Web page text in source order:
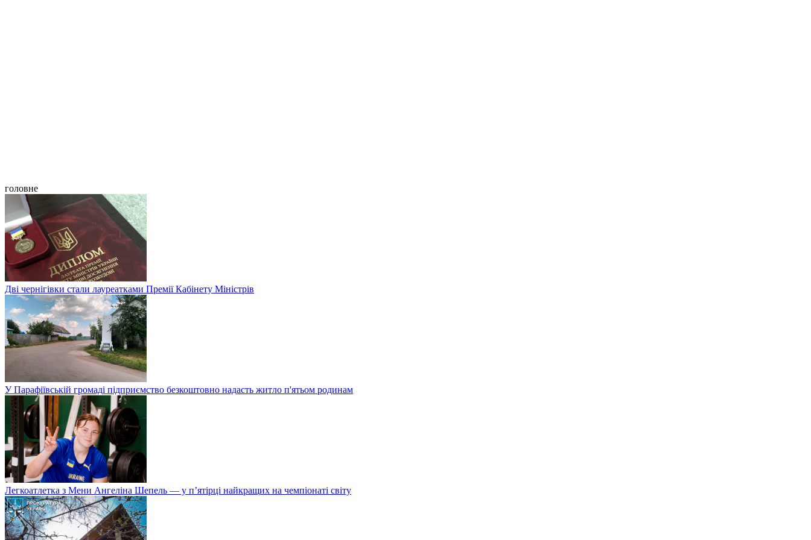
головне
Дві чернігівки стали лауреатками Премії Кабінету Міністрів
У Парафіївській громаді підприємство безкоштовно надасть житло п'ятьом родинам
Легкоатлетка з Мени Ангеліна Шепель — у п’ятірці найкращих на чемпіонаті світу